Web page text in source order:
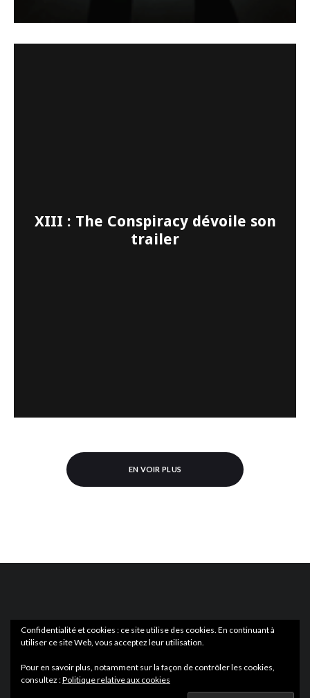
XIII : The Conspiracy dévoile son
trailer
EN VOIR PLUS
Confidentialité et cookies : ce site utilise des cookies. En continuant à
utiliser ce site Web, vous acceptez leur utilisation.
Pour en savoir plus, notamment sur la façon de contrôler les cookies,
consultez :Politique relative aux cookies